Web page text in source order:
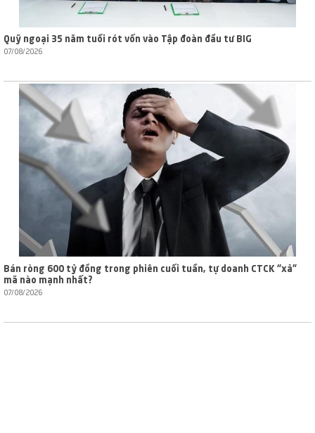
Quỹ ngoại 35 năm tuổi rót vốn vào Tập đoàn đầu tư BIG
07/08/2026
Bán ròng 600 tỷ đồng trong phiên cuối tuần, tự doanh CTCK “xả”
mã nào mạnh nhất?
07/08/2026